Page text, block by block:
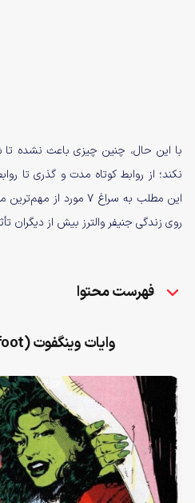
با این حال، چنین چیزی باعث نشده تا
نکند؛ از روابط کوتاه مدت و گذری تا
این مطلب به سراغ ۷
روی زندگی جنیفر والترز بیش از دیگران
فهرست محتوا
وایات وینگفوت (Wyatt Wingfoot)